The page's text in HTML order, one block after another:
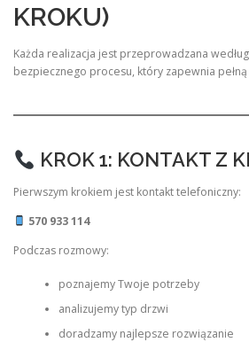
KROKU)
Każda realizacja jest przeprowadzana
bezpiecznego procesu, który zapewnia
KROK 1: KONTAKT Z
Pierwszym krokiem jest kontakt telefoniczny:
570 933 114
Podczas rozmowy:
poznajemy Twoje potrzeby
analizujemy typ drzwi
doradzamy najlepsze rozwiązanie